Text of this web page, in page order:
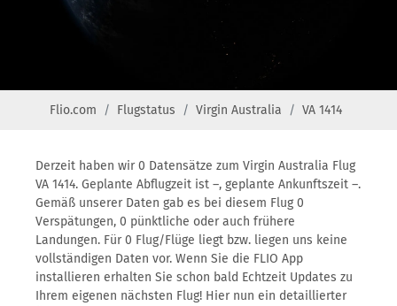
Flio.com Flugstatus Virgin Australia VA 1414
Derzeit haben wir 0 Datensätze zum Virgin Australia Flug
VA 1414. Geplante Abflugzeit ist –, geplante Ankunftszeit –.
Gemäß unserer Daten gab es bei diesem Flug 0
Verspätungen, 0 pünktliche oder auch frühere
Landungen. Für 0 Flug/Flüge liegt bzw. liegen uns keine
vollständigen Daten vor. Wenn Sie die FLIO App
installieren erhalten Sie schon bald Echtzeit Updates zu
Ihrem eigenen nächsten Flug! Hier nun ein detaillierter